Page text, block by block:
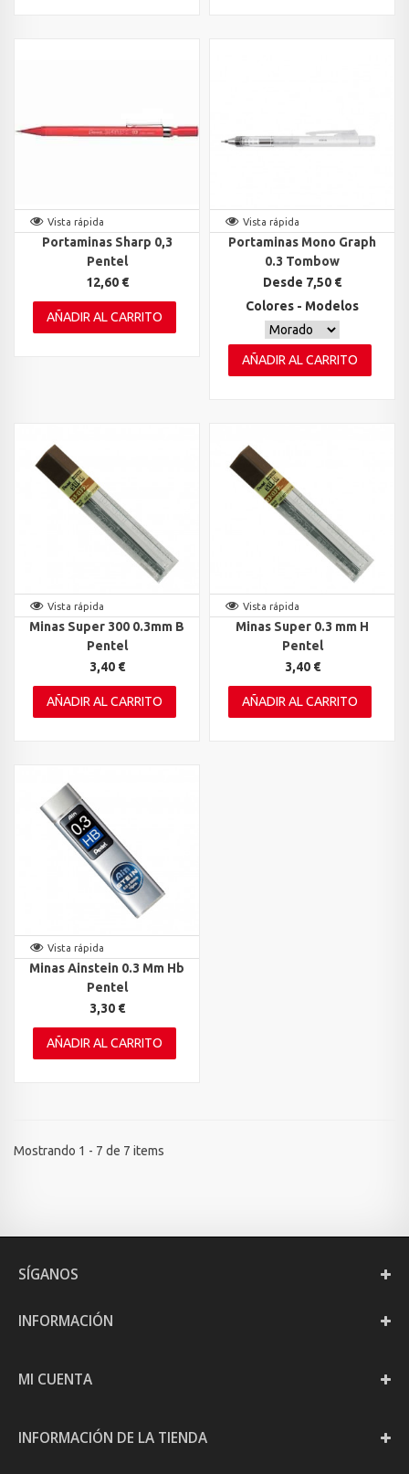
Vista rápida
Portaminas Sharp 0,3
Pentel
12,60 €
AÑADIR AL CARRITO
Vista rápida
Portaminas Mono Graph
0.3 Tombow
Desde 7,50 €
Colores - Modelos
AÑADIR AL CARRITO
Vista rápida
Minas Super 300 0.3mm B
Pentel
3,40 €
AÑADIR AL CARRITO
Vista rápida
Minas Super 0.3 mm H
Pentel
3,40 €
AÑADIR AL CARRITO
Vista rápida
Minas Ainstein 0.3 Mm Hb
Pentel
3,30 €
AÑADIR AL CARRITO
Mostrando 1 - 7 de 7 items
SÍGANOS
INFORMACIÓN
MI CUENTA
INFORMACIÓN DE LA TIENDA